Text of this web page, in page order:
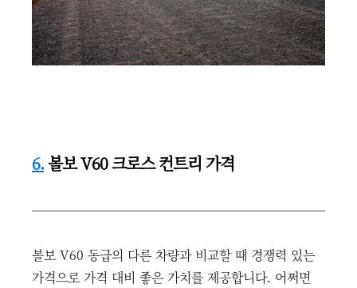
6.볼보 V60 크로스 컨트리 가격
볼보 V60 동급의 다른 차량과 비교할 때 경쟁력 있는
가격으로 가격 대비 좋은 가치를 제공합니다. 어쩌면